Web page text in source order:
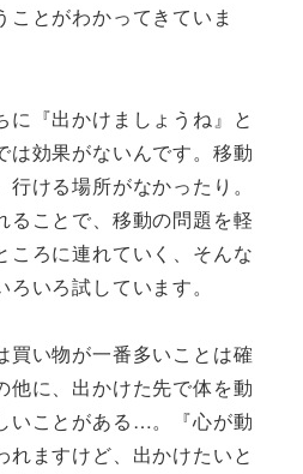
とがわかってきていま
に『出かけましょうね』と
は効果がないんです。移動
ける場所がなかったり。
ることで、移動の問題を軽
ころに連れていく、そんな
いろ試しています。
買い物が一番多いことは確
他に、出かけた先で体を動
いことがある…。『心が動
れますけど、出かけたいと